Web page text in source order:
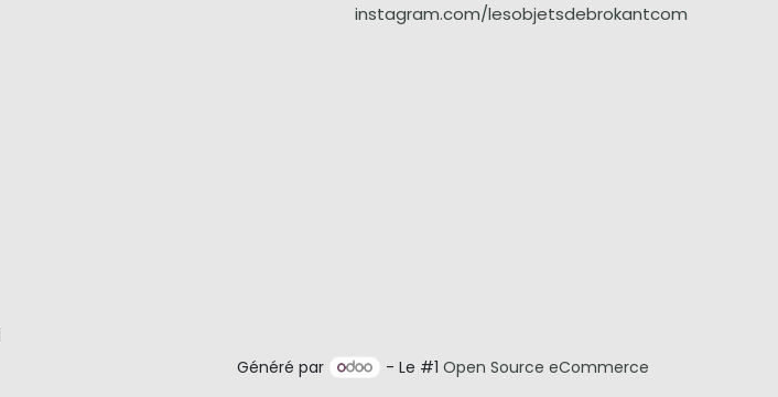
instagram.com/lesobjetsdebrokantcom
Généré par - Le #1 Open Source eCommerce